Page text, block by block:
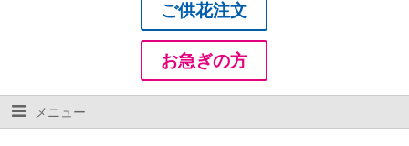
ご供花注文
お急ぎの方
メニュー